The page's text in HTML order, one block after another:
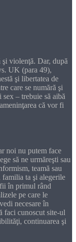
violenţă. Dar, după
UK (para 49),
şi libertatea de
care se numără şi
sex – trebuie să aibă
că vor fi
noi nu putem face
să ne urmăreşti sau
teamă sau
ta şi alegerile
în primul rând
pe care le
necesare în
faci cunoscut site-ul
continuarea şi